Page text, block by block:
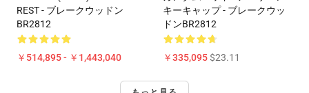
REST - ブレークウッドン
BR2812
￥514,895 - ￥1,443,040
キーキャップ - ブレークウッ
ドンBR2812
￥335,095$23.11